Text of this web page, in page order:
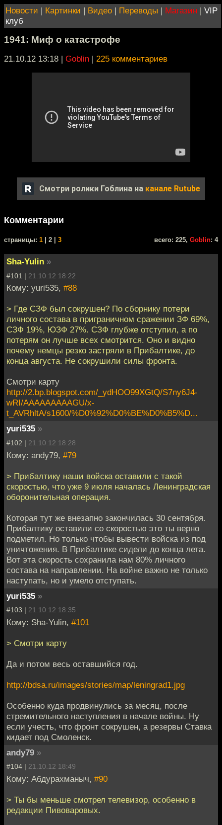
Новости | Картинки | Видео | Переводы | Магазин | VIP
клуб
1941: Миф о катастрофе
21.10.12 13:18 | Goblin | 225 комментариев
Смотри ролики Гоблина на канале Rutube
Комментарии
cтраницы: 1 | 2 | 3 всего: 225, Goblin: 4
Sha-Yulin »
#101 | 21.10.12 18:22
Кому: yuri535, #88
> Где СЗФ был сокрушен? По сборнику потери
личного состава в приграничном сражении ЗФ 69%,
СЗФ 19%, ЮЗФ 27%. СЗФ глубже отступил, а по
потерям он лучше всех смотрится. Оно и видно
почему немцы резко застряли в Прибалтике, до
конца августа. Не сокрушили силы фронта.
Смотри карту
http://2.bp.blogspot.com/_ydHOO99XGtQ/S7ny6J4-
wRI/AAAAAAAAAGU/x-
t_AVRhltA/s1600/%D0%92%D0%BE%D0%B5%D...
yuri535 »
#102 | 21.10.12 18:28
Кому: andy79, #79
> Прибалтику наши войска оставили с такой
скоростью, что уже 9 июля началась Ленинградская
оборонительная операция.
Которая тут же внезапно закончилась 30 сентября.
Прибалтику оставили со скоростью это ты верно
подметил. Но только чтобы вывести войска из под
уничтожения. В Прибалтике сидели до конца лета.
Вот эта скорость сохранила нам 80% личного
состава на направлении. На войне важно не только
наступать, но и умело отступать.
yuri535 »
#103 | 21.10.12 18:35
Кому: Sha-Yulin, #101
> Смотри карту
Да и потом весь оставшийся год.
http://bdsa.ru/images/stories/map/leningrad1.jpg
Особенно куда продвинулись за месяц, после
стремительного наступления в начале войны. Ну
если учесть, что фронт сокрушен, а резервы Ставка
кидает под Смоленск.
andy79 »
#104 | 21.10.12 18:49
Кому: Абдурахманыч, #90
> Ты бы меньше смотрел телевизор, особенно в
редакции Пивоваровых.